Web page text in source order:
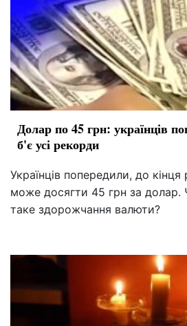
Долар по 45 грн: українців
б'є усі рекорди
Українців попередили, до
може досягти 45 грн за долар.
таке здорожчання валюти?